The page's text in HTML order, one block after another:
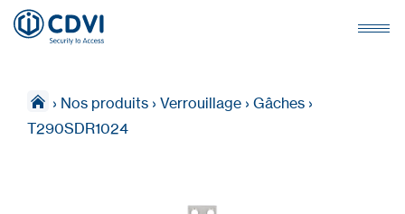
› Nos produits › Verrouillage › Gâches ›
T290SDR1024